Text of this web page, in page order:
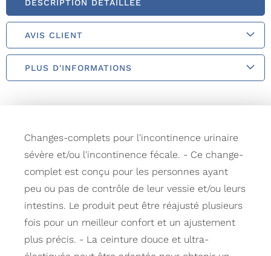
DESCRIPTION DÉTAILLÉE
AVIS CLIENT
PLUS D'INFORMATIONS
Changes-complets pour l'incontinence urinaire
sévère et/ou l'incontinence fécale. - Ce change-
complet est conçu pour les personnes ayant
peu ou pas de contrôle de leur vessie et/ou leurs
intestins. Le produit peut être réajusté plusieurs
fois pour un meilleur confort et un ajustement
plus précis. - La ceinture douce et ultra-